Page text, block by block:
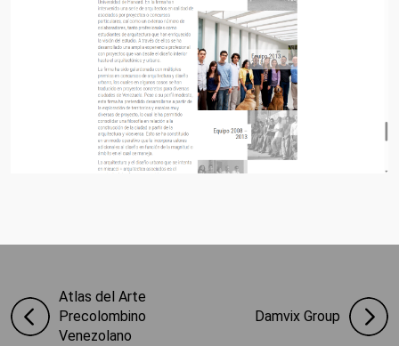
Atlas del Arte
Precolombino
Venezolano
Damvix Group